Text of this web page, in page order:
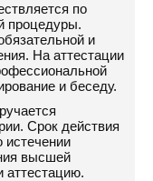
по
процедуры.
и
На аттестации
и беседу.
Срок действия
истечении
высшей
аттестацию.